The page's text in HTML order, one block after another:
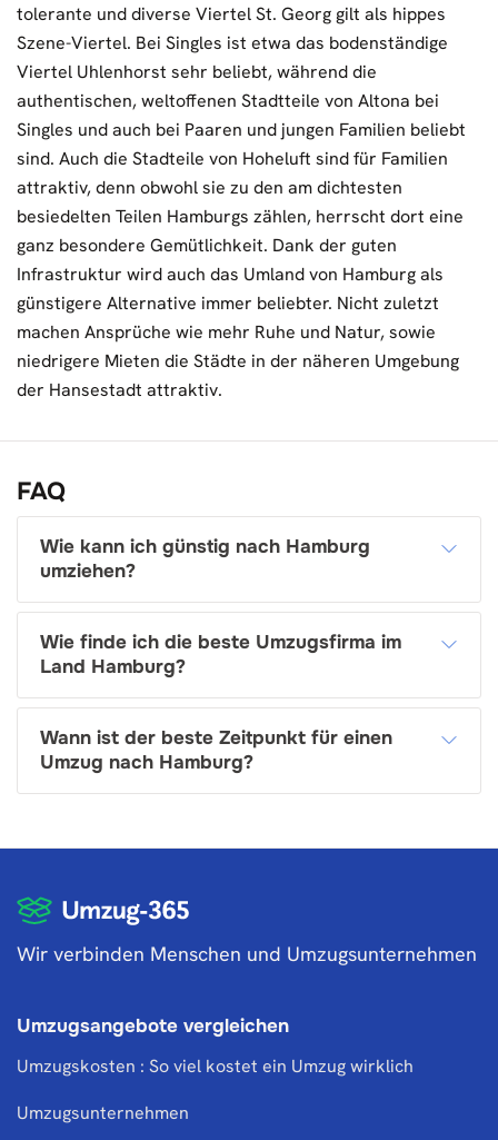
tolerante und diverse Viertel St. Georg gilt als hippes
Szene-Viertel. Bei Singles ist etwa das bodenständige
Viertel Uhlenhorst sehr beliebt, während die
authentischen, weltoffenen Stadtteile von Altona bei
Singles und auch bei Paaren und jungen Familien beliebt
sind. Auch die Stadteile von Hoheluft sind für Familien
attraktiv, denn obwohl sie zu den am dichtesten
besiedelten Teilen Hamburgs zählen, herrscht dort eine
ganz besondere Gemütlichkeit. Dank der guten
Infrastruktur wird auch das Umland von Hamburg als
günstigere Alternative immer beliebter. Nicht zuletzt
machen Ansprüche wie mehr Ruhe und Natur, sowie
niedrigere Mieten die Städte in der näheren Umgebung
der Hansestadt attraktiv.
FAQ
Wie kann ich günstig nach Hamburg
umziehen?
Wie finde ich die beste Umzugsfirma im
Land Hamburg?
Wann ist der beste Zeitpunkt für einen
Umzug nach Hamburg?
Wir verbinden Menschen und Umzugsunternehmen
Umzugsangebote vergleichen
Umzugskosten : So viel kostet ein Umzug wirklich
Umzugsunternehmen